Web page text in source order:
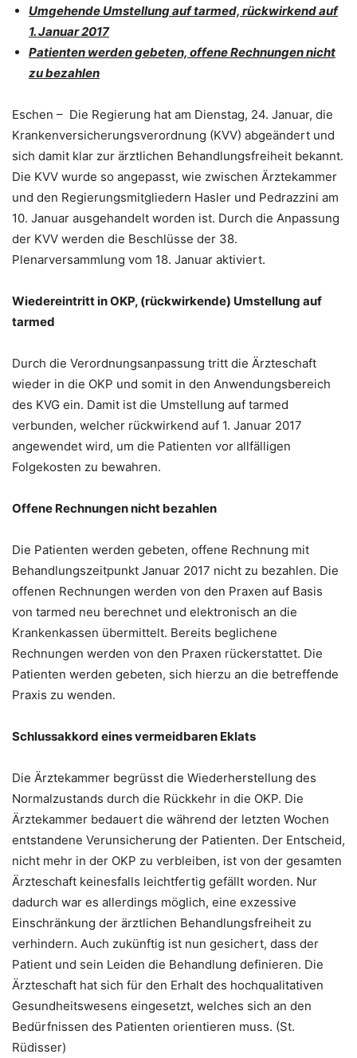
Umgehende Umstellung auf tarmed, rückwirkend auf
1. Januar 2017
Patienten werden gebeten, offene Rechnungen nicht
zu bezahlen
Eschen – Die Regierung hat am Dienstag, 24. Januar, die
Krankenversicherungsverordnung (KVV) abgeändert und
sich damit klar zur ärztlichen Behandlungsfreiheit bekannt.
Die KVV wurde so angepasst, wie zwischen Ärztekammer
und den Regierungsmitgliedern Hasler und Pedrazzini am
10. Januar ausgehandelt worden ist. Durch die Anpassung
der KVV werden die Beschlüsse der 38.
Plenarversammlung vom 18. Januar aktiviert.
Wiedereintritt in OKP, (rückwirkende) Umstellung auf
tarmed
Durch die Verordnungsanpassung tritt die Ärzteschaft
wieder in die OKP und somit in den Anwendungsbereich
des KVG ein. Damit ist die Umstellung auf tarmed
verbunden, welcher rückwirkend auf 1. Januar 2017
angewendet wird, um die Patienten vor allfälligen
Folgekosten zu bewahren.
Offene Rechnungen nicht bezahlen
Die Patienten werden gebeten, offene Rechnung mit
Behandlungszeitpunkt Januar 2017 nicht zu bezahlen. Die
offenen Rechnungen werden von den Praxen auf Basis
von tarmed neu berechnet und elektronisch an die
Krankenkassen übermittelt. Bereits beglichene
Rechnungen werden von den Praxen rückerstattet. Die
Patienten werden gebeten, sich hierzu an die betreffende
Praxis zu wenden.
Schlussakkord eines vermeidbaren Eklats
Die Ärztekammer begrüsst die Wiederherstellung des
Normalzustands durch die Rückkehr in die OKP. Die
Ärztekammer bedauert die während der letzten Wochen
entstandene Verunsicherung der Patienten. Der Entscheid,
nicht mehr in der OKP zu verbleiben, ist von der gesamten
Ärzteschaft keinesfalls leichtfertig gefällt worden. Nur
dadurch war es allerdings möglich, eine exzessive
Einschränkung der ärztlichen Behandlungsfreiheit zu
verhindern. Auch zukünftig ist nun gesichert, dass der
Patient und sein Leiden die Behandlung definieren. Die
Ärzteschaft hat sich für den Erhalt des hochqualitativen
Gesundheitswesens eingesetzt, welches sich an den
Bedürfnissen des Patienten orientieren muss. (St.
Rüdisser)